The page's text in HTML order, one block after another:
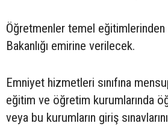
Öğretmenler temel
Bakanlığı emirine verilecek.
Emniyet hizmetleri sınıfına
eğitim ve öğretim kurumlarında
veya bu kurumların giriş